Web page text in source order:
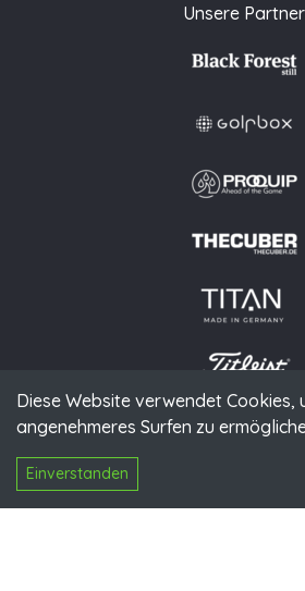
Diese Website verwendet Cookies,
angenehmeres Surfen zu
Einverstanden
Unsere Partner
© 2026 PGAoG